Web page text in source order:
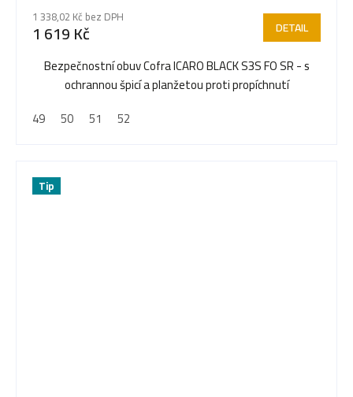
1 338,02 Kč bez DPH
1 619 Kč DETAIL
Bezpečnostní obuv Cofra ICARO BLACK S3S FO SR - s
ochrannou špicí a planžetou proti propíchnutí
49
50 51 52
Tip